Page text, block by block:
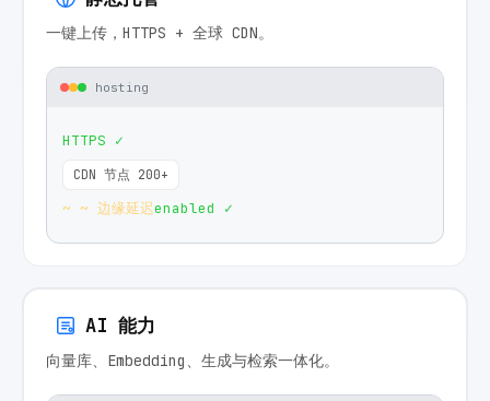
一键上传，HTTPS + 全球 CDN。
hosting
HTTPS ✓
CDN 节点 200+
~ ~ 边缘延迟enabled ✓
AI 能力
向量库、Embedding、生成与检索一体化。